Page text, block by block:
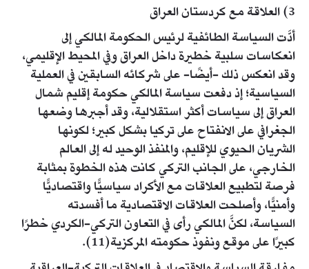
3) العلاقة مع كردستان العراق
أدَّت السياسة الطائفية لرئيس الحكومة المالكي إلى
انعكاسات سلبية خطيرة داخل العراق وفي المحيط الإقليمي،
وقد انعكس ذلك -أيضًا- على شركائه السابقين في العملية
السياسية؛ إذ دفعت سياسة المالكي حكومة إقليم شمال
العراق إلى سياسات أكثر استقلالية، وقد أجبرها وضعها
الجغرافي على الانفتاح على تركيا بشكل كبير؛ لكونها
الشريان الحيوي للإقليم، والمنفذ الوحيد له إلى العالم
الخارجي، على الجانب التركي كانت هذه الخطوة بمثابة
فرصة لتطبيع العلاقات مع الأكراد سياسيًّا واقتصاديًّا
وأمنيًّا، وأصلحت العلاقات الاقتصادية ما أفسدته
السياسة، لكنَّ المالكي رأى في التعاون التركي-الكردي خطرًا
كبيرًا على موقع ونفوذ حكومته المركزية(11).